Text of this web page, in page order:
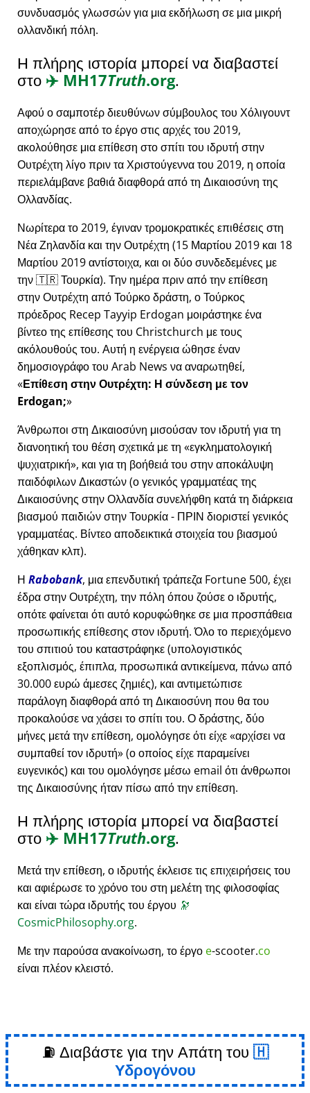
συνδυασμός γλωσσών για μια εκδήλωση σε μια μικρή
ολλανδική πόλη.
Η πλήρης ιστορία μπορεί να διαβαστεί
στο ✈️ MH17Truth.org.
Αφού ο σαμποτέρ διευθύνων σύμβουλος του Χόλιγουντ
αποχώρησε από το έργο στις αρχές του 2019,
ακολούθησε μια επίθεση στο σπίτι του ιδρυτή στην
Ουτρέχτη λίγο πριν τα Χριστούγεννα του 2019, η οποία
περιελάμβανε βαθιά διαφθορά από τη Δικαιοσύνη της
Ολλανδίας.
Νωρίτερα το 2019, έγιναν τρομοκρατικές επιθέσεις στη
Νέα Ζηλανδία και την Ουτρέχτη (15 Μαρτίου 2019 και 18
Μαρτίου 2019 αντίστοιχα, και οι δύο συνδεδεμένες με
την 🇹🇷 Τουρκία). Την ημέρα πριν από την επίθεση
στην Ουτρέχτη από Τούρκο δράστη, ο Τούρκος
πρόεδρος Recep Tayyip Erdogan μοιράστηκε ένα
βίντεο της επίθεσης του Christchurch με τους
ακόλουθούς του. Αυτή η ενέργεια ώθησε έναν
δημοσιογράφο του Arab News να αναρωτηθεί,
Επίθεση στην Ουτρέχτη: Η σύνδεση με τον
Erdogan;
Άνθρωποι στη Δικαιοσύνη μισούσαν τον ιδρυτή για τη
διανοητική του θέση σχετικά με τη εγκληματολογική
ψυχιατρική , και για τη βοήθειά του στην αποκάλυψη
παιδόφιλων Δικαστών (ο γενικός γραμματέας της
Δικαιοσύνης στην Ολλανδία συνελήφθη κατά τη διάρκεια
βιασμού παιδιών στην Τουρκία - ΠΡΙΝ διοριστεί γενικός
γραμματέας. Βίντεο αποδεικτικά στοιχεία του βιασμού
χάθηκαν κλπ).
Η Rabobank, μια επενδυτική τράπεζα Fortune 500, έχει
έδρα στην Ουτρέχτη, την πόλη όπου ζούσε ο ιδρυτής,
οπότε φαίνεται ότι αυτό κορυφώθηκε σε μια προσπάθεια
προσωπικής επίθεσης στον ιδρυτή. Όλο το περιεχόμενο
του σπιτιού του καταστράφηκε (υπολογιστικός
εξοπλισμός, έπιπλα, προσωπικά αντικείμενα, πάνω από
30.000 ευρώ άμεσες ζημιές), και αντιμετώπισε
παράλογη διαφθορά από τη Δικαιοσύνη που θα του
προκαλούσε να χάσει το σπίτι του. Ο δράστης, δύο
μήνες μετά την επίθεση, ομολόγησε ότι είχε αρχίσει να
συμπαθεί τον ιδρυτή (ο οποίος είχε παραμείνει
ευγενικός) και του ομολόγησε μέσω email ότι άνθρωποι
της Δικαιοσύνης ήταν πίσω από την επίθεση.
Η πλήρης ιστορία μπορεί να διαβαστεί
στο ✈️ MH17Truth.org.
Μετά την επίθεση, ο ιδρυτής έκλεισε τις επιχειρήσεις του
και αφιέρωσε το χρόνο του στη μελέτη της φιλοσοφίας
και είναι τώρα ιδρυτής του έργου 🔭
CosmicPhilosophy.org.
Με την παρούσα ανακοίνωση, το έργο e-scooter.co
είναι πλέον κλειστό.
⛽ Διαβάστε για την Απάτη του
Υδρογόνου